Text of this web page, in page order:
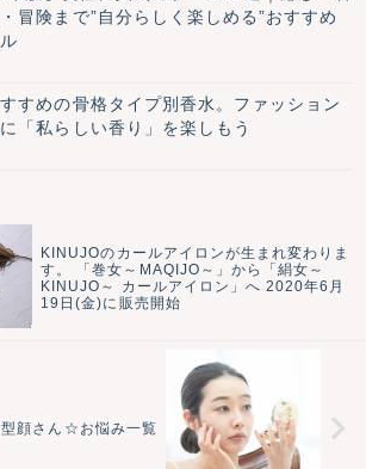
冒険まで”自分らしく楽しめる”おすすめ
すめの骨格タイプ別香水。ファッション
「私らしい香り」を楽しもう
KINUJOのカールアイロンが生まれ変わりま
す。 「巻女～MAQIJO～」から「絹女～
KINUJO～ カールアイロン」へ 2020年6月
19日(金)に販売開始
型顔さん☆お悩み一覧